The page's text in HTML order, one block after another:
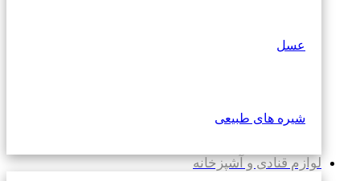
عسل
شیره های طبیعی
لوازم قنادی و آشپزخانه